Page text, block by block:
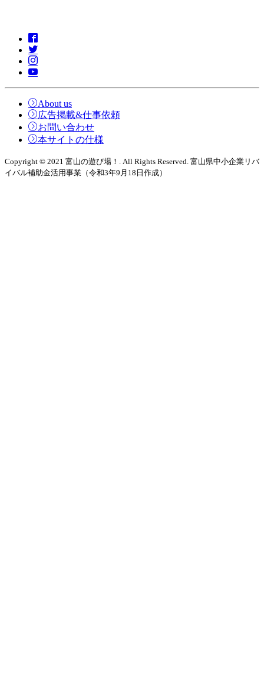
About us
広告掲載&仕事依頼
お問い合わせ
本サイトの仕様
Copyright © 2021 富山の遊び場！. All Rights Reserved. 富山県中小企業リバ
イバル補助金活用事業（令和3年9月18日作成）